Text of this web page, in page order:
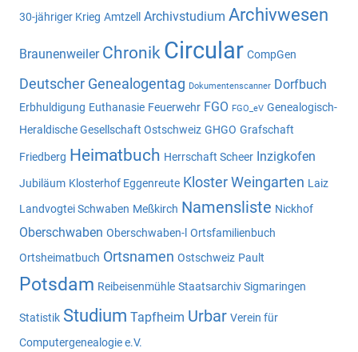
30-jähriger Krieg Amtzell Archivstudium Archivwesen
Braunenweiler Chronik Circular CompGen
Deutscher Genealogentag Dokumentenscanner Dorfbuch
Erbhuldigung Euthanasie Feuerwehr FGO FGO_eV Genealogisch-
Heraldische Gesellschaft Ostschweiz GHGO Grafschaft
Friedberg Heimatbuch Herrschaft Scheer Inzigkofen
Jubiläum Klosterhof Eggenreute Kloster Weingarten Laiz
Landvogtei Schwaben Meßkirch Namensliste Nickhof
Oberschwaben Oberschwaben-l Ortsfamilienbuch
Ortsheimatbuch Ortsnamen Ostschweiz Pault
Potsdam Reibeisenmühle Staatsarchiv Sigmaringen
Statistik Studium Tapfheim Urbar Verein für
Computergenealogie e.V.